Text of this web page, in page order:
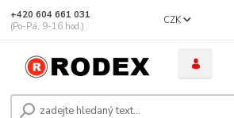
CZK
+420 604 661 031
(Po-Pá, 9-16 hod.)